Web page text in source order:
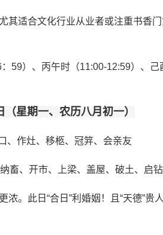
尤其适合文化行业从业者或注重书香
59）、丙午时（11:00-12:59）、
星期一、农历八月初一）
、作灶、移柩、冠笄、会亲友
畜、开市、上梁、盖屋、破土、启
浓。此日“合日”利婚姻！且“天德”